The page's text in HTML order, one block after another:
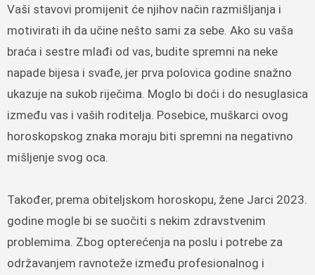
Vaši stavovi promijenit će njihov način razmišljanja i
motivirati ih da učine nešto sami za sebe. Ako su vaša
braća i sestre mlađi od vas, budite spremni na neke
napade bijesa i svađe, jer prva polovica godine snažno
ukazuje na sukob riječima. Moglo bi doći i do nesuglasica
između vas i vaših roditelja. Posebice, muškarci ovog
horoskopskog znaka moraju biti spremni na negativno
mišljenje svog oca.
Također, prema obiteljskom horoskopu, žene Jarci 2023.
godine mogle bi se suočiti s nekim zdravstvenim
problemima. Zbog opterećenja na poslu i potrebe za
održavanjem ravnoteže između profesionalnog i